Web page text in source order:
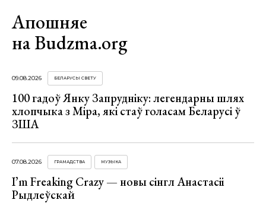
Апошняе
на Budzma.org
09.08.2026 БЕЛАРУСЫ СВЕТУ
100 гадоў Янку Запрудніку: легендарны шлях
хлопчыка з Міра, які стаў голасам Беларусі ў
ЗША
07.08.2026 ГРАМАДСТВА МУЗЫКА
I’m Freaking Crazy — новы сінгл Анастасіі
Рыдлеўскай